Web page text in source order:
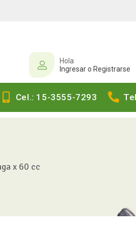
Hola
Ingresar o Registrarse
Cel.: 15-3555-7293
x 60 cc